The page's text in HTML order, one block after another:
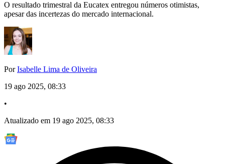
O resultado trimestral da Eucatex entregou números otimistas,
apesar das incertezas do mercado internacional.
PorIsabelle Lima de Oliveira
19 ago 2025, 08:33
•
Atualizado em 19 ago 2025, 08:33